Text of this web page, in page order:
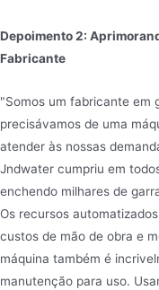
Depoimento 2:
Fabricante
"Somos um fabricante em
precisávamos de uma
atender às nossas
Jndwater cumpriu em
enchendo milhares de
Os recursos
custos de mão de obra e
máquina também é
manutenção para uso.